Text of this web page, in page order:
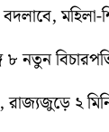
বদলাবে,
নতুন
২